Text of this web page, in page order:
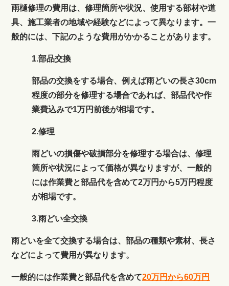
雨樋修理の費用は、修理箇所や状況、使用する部材や道
具、施工業者の地域や経験などによって異なります。一
般的には、下記のような費用がかかることがあります。
1.部品交換
部品の交換をする場合、例えば雨どいの長さ30cm
程度の部分を修理する場合であれば、部品代や作
業費込みで1万円前後が相場です。
2.修理
雨どいの損傷や破損部分を修理する場合は、修理
箇所や状況によって価格が異なりますが、一般的
には作業費と部品代を含めて2万円から5万円程度
が相場です。
3.雨どい全交換
雨どいを全て交換する場合は、部品の種類や素材、長さ
などによって費用が異なります。
一般的には作業費と部品代を含めて20万円から60万円